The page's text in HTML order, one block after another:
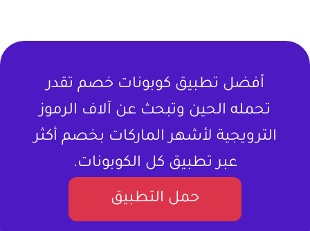
أفضل تطبيق كوبونات خصم تقدر
تحمله الحين وتبحث عن آلاف الرموز
الترويجية لأشهر الماركات بخصم أكثر
عبر تطبيق كل الكوبونات.
حمل التطبيق